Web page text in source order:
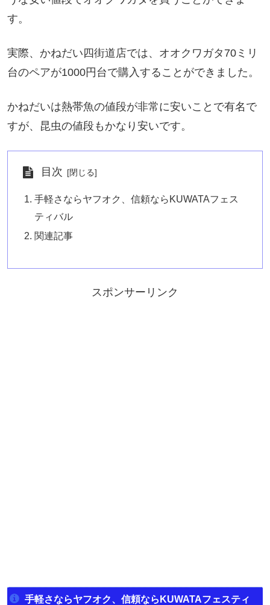
す。
実際、かねだい四街道店では、オオクワガタ70ミリ
台のペアが1000円台で購入することができました。
かねだいは熱帯魚の値段が非常に安いことで有名で
すが、昆虫の値段もかなり安いです。
目次
手軽さならヤフオク、信頼ならKUWATAフェス
ティバル
関連記事
スポンサーリンク
手軽さならヤフオク、信頼ならKUWATAフェスティ